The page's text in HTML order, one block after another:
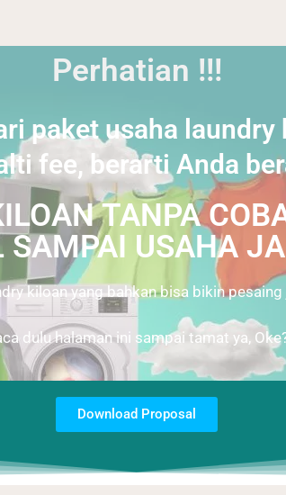
Perhatian !!!
paket usaha
fee, berarti Anda
TANPA
SAMPAI USAHA
kiloan yang bahkan bisa bikin
dulu halaman ini sampai tamat ya,
Download Proposal